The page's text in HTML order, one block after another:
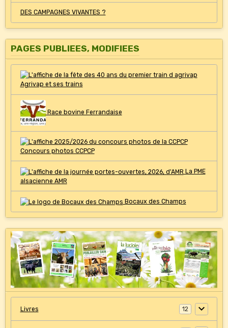
DES CAMPAGNES VIVANTES ?
PAGES PUBLIEES, MODIFIEES
Agrivap et ses trains
Race bovine Ferrandaise
Concours photos CCPCP
La PME
alsacienne AMR
Bocaux des Champs
Livres 12